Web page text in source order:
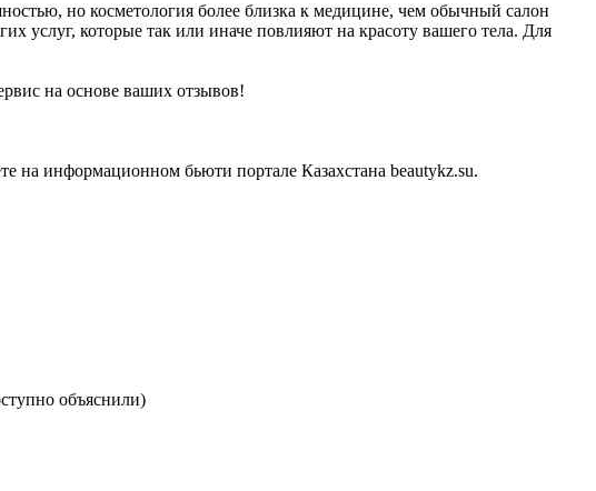
но косметология более близка к медицине, чем обычный салон
услуг, которые так или иначе повлияют на красоту вашего тела. Для
на основе ваших отзывов!
информационном бьюти портале Казахстана beautykz.su.
объяснили)